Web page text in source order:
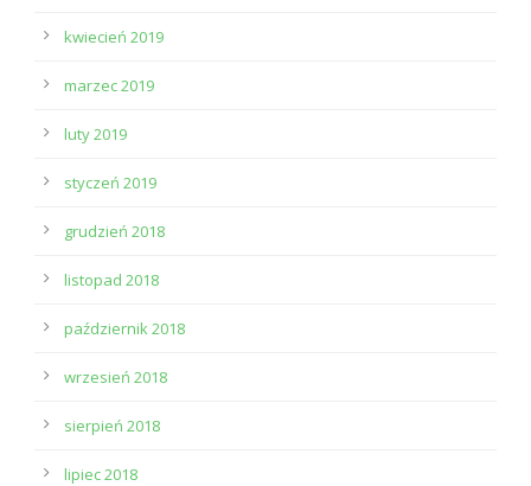
kwiecień 2019
marzec 2019
luty 2019
styczeń 2019
grudzień 2018
listopad 2018
październik 2018
wrzesień 2018
sierpień 2018
lipiec 2018